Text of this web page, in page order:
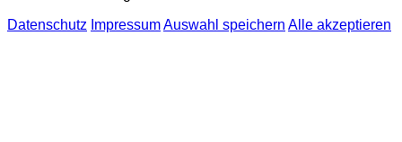
Datenschutz ImpressumAuswahl speichern Alle akzeptieren